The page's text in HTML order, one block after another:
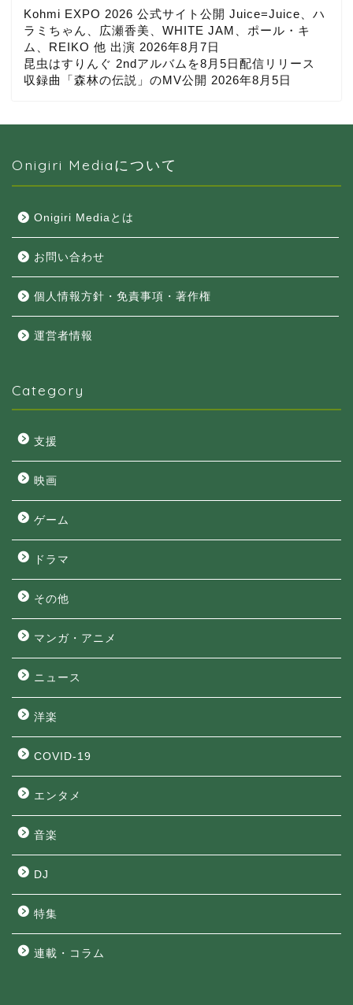
Kohmi EXPO 2026 公式サイト公開 Juice=Juice、ハ
ラミちゃん、広瀬香美、WHITE JAM、ポール・キ
ム、REIKO 他 出演 2026年8月7日
昆虫はすりんぐ 2ndアルバムを8月5日配信リリース
収録曲「森林の伝説」のMV公開 2026年8月5日
Onigiri Mediaについて
Onigiri Mediaとは
お問い合わせ
個人情報方針・免責事項・著作権
運営者情報
Category
支援
映画
ゲーム
ドラマ
その他
マンガ・アニメ
ニュース
洋楽
COVID-19
エンタメ
音楽
DJ
特集
連載・コラム